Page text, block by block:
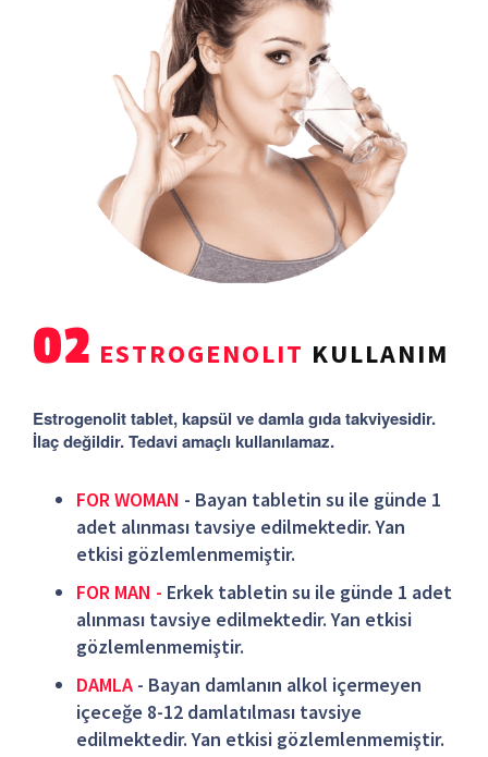
02 ESTROGENOLIT KULLANIM
Estrogenolit tablet, kapsül ve damla gıda takviyesidir.
İlaç değildir. Tedavi amaçlı kullanılamaz.
FOR WOMAN - Bayan tabletin su ile günde 1
adet alınması tavsiye edilmektedir. Yan
etkisi gözlemlenmemiştir.
FOR MAN - Erkek tabletin su ile günde 1 adet
alınması tavsiye edilmektedir. Yan etkisi
gözlemlenmemiştir.
DAMLA - Bayan damlanın alkol içermeyen
içeceğe 8-12 damlatılması tavsiye
edilmektedir. Yan etkisi gözlemlenmemiştir.